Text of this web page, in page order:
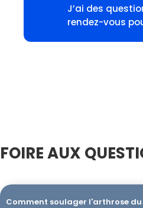
J’ai des
rendez-vous
FOIRE AUX
Comment soulager l'arthrose du